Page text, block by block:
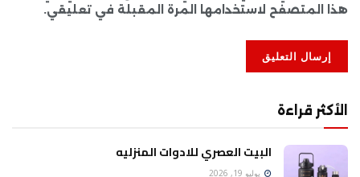
هذا المتصفح لاستخدامها المرة المقبلة في تعليقي.
الأكثر قراءة
البيت العصري للادوات المنزليه
يوليو 19, 2026